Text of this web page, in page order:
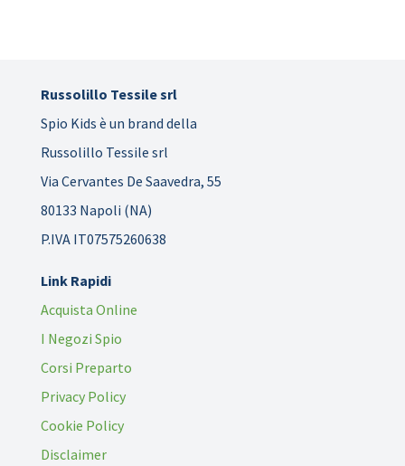
Russolillo Tessile srl
Spio Kids è un brand della
Russolillo Tessile srl
Via Cervantes De Saavedra, 55
80133 Napoli (NA)
P.IVA IT07575260638
Link Rapidi
Acquista Online
I Negozi Spio
Corsi Preparto
Privacy Policy
Cookie Policy
Disclaimer